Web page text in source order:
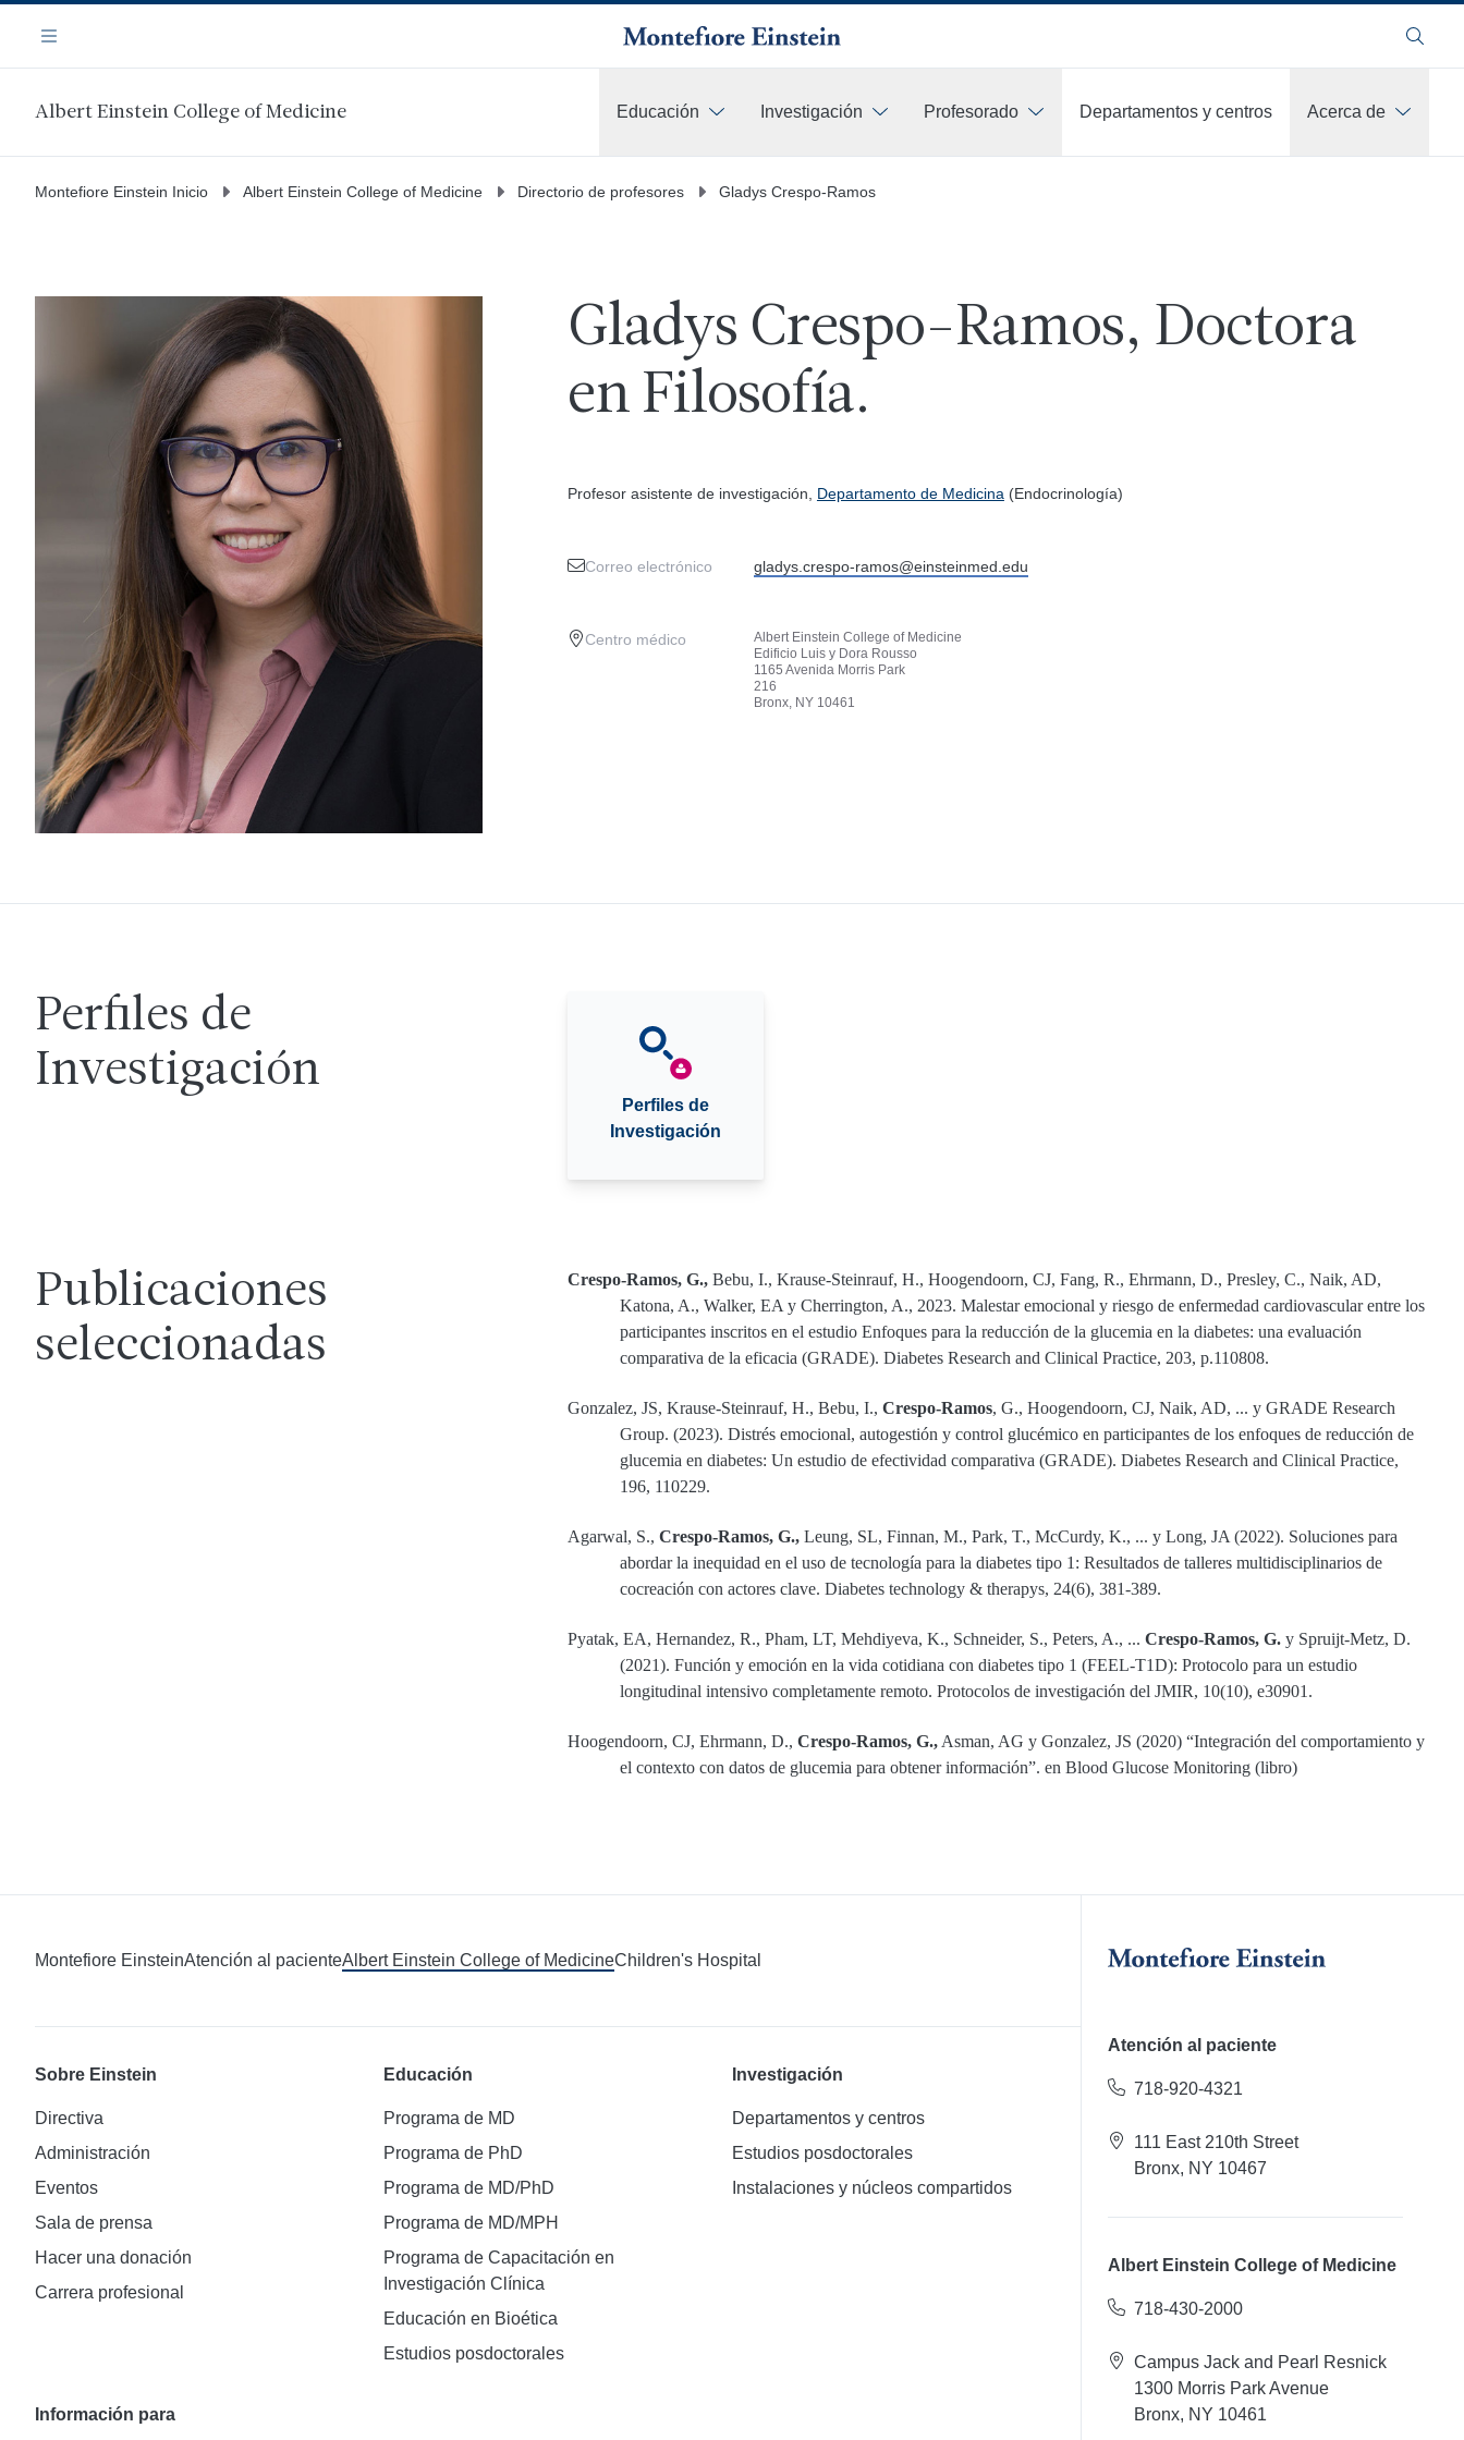
contenido
Navegación
Menú Buscar
Albert Einstein College of Medicine Educación Investigación Profesorado Departamentos y centros
Acerca de
Montefiore Einstein Inicio Albert Einstein College of Medicine Directorio de profesores Gladys Crespo-Ramos
Gladys Crespo-Ramos, Doctora
en Filosofía.
Profesor asistente de investigación, Departamento de Medicina (Endocrinología)
Correo electrónico gladys.crespo-ramos@einsteinmed.edu
Centro médico
Albert Einstein College of Medicine
Edificio Luis y Dora Rousso
1165 Avenida Morris Park
216
Bronx, NY 10461
Perfiles de
Investigación
Perfiles de
Investigación
Publicaciones
seleccionadas
Crespo-Ramos, G.,Bebu, I., Krause-Steinrauf, H., Hoogendoorn, CJ, Fang, R., Ehrmann, D., Presley, C., Naik, AD,
Katona, A., Walker, EA y Cherrington, A., 2023. Malestar emocional y riesgo de enfermedad cardiovascular entre los
participantes inscritos en el estudio Enfoques para la reducción de la glucemia en la diabetes: una evaluación
comparativa de la eficacia (GRADE). Diabetes Research and Clinical Practice, 203, p.110808.
Gonzalez, JS, Krause-Steinrauf, H., Bebu, I., Crespo-Ramos, G., Hoogendoorn, CJ, Naik, AD, ... y GRADE Research
Group. (2023). Distrés emocional, autogestión y control glucémico en participantes de los enfoques de reducción de
glucemia en diabetes: Un estudio de efectividad comparativa (GRADE). Diabetes Research and Clinical Practice,
196, 110229.
Agarwal, S., Crespo-Ramos, G.,Leung, SL, Finnan, M., Park, T., McCurdy, K., ... y Long, JA (2022). Soluciones para
abordar la inequidad en el uso de tecnología para la diabetes tipo 1: Resultados de talleres multidisciplinarios de
cocreación con actores clave. Diabetes technology & therapys, 24(6), 381-389.
Pyatak, EA, Hernandez, R., Pham, LT, Mehdiyeva, K., Schneider, S., Peters, A., ... Crespo-Ramos, G.y Spruijt-Metz, D.
(2021). Función y emoción en la vida cotidiana con diabetes tipo 1 (FEEL-T1D): Protocolo para un estudio
longitudinal intensivo completamente remoto. Protocolos de investigación del JMIR, 10(10), e30901.
Hoogendoorn, CJ, Ehrmann, D., Crespo-Ramos, G.,Asman, AG y Gonzalez, JS (2020) “Integración del comportamiento y
el contexto con datos de glucemia para obtener información”. en Blood Glucose Monitoring (libro)
Montefiore EinsteinAtención al pacienteAlbert Einstein College of MedicineChildren's Hospital
Sobre Einstein
Directiva
Administración
Eventos
Sala de prensa
Hacer una donación
Carrera profesional
Educación
Programa de MD
Programa de PhD
Programa de MD/PhD
Programa de MD/MPH
Programa de Capacitación en
Investigación Clínica
Educación en Bioética
Estudios posdoctorales
Investigación
Departamentos y centros
Estudios posdoctorales
Instalaciones y núcleos compartidos
Información para
Atención al paciente
718-920-4321
111 East 210th Street
Bronx, NY 10467
Albert Einstein College of Medicine
718-430-2000
Campus Jack and Pearl Resnick
1300 Morris Park Avenue
Bronx, NY 10461